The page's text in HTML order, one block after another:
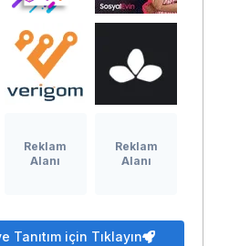
Reklam
Alanı
Reklam
Alanı
Tanıtım için Tıklayın